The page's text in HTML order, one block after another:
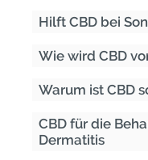
Hilft CBD bei
Wie wird CBD
Warum ist CBD
CBD für die
Dermatitis